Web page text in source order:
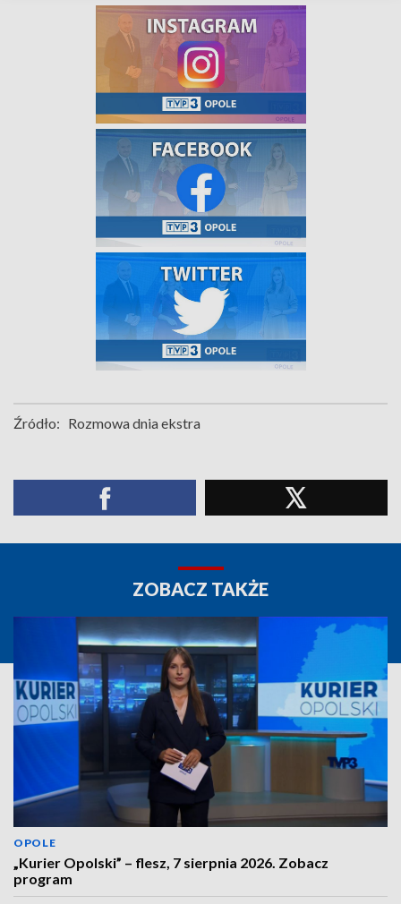
Źródło: Rozmowa dnia ekstra
ZOBACZ TAKŻE
OPOLE
„Kurier Opolski” – flesz, 7 sierpnia 2026. Zobacz
program